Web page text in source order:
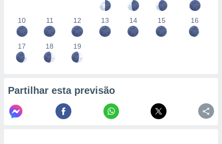
de
1199
10 11 12 13 14 15 16
17 18 19
Partilhar esta previsão